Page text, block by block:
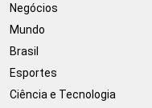
Negócios
Mundo
Brasil
Esportes
Ciência e Tecnologia